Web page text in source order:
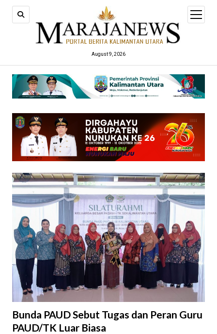
August 9, 2026
open
menu
Bunda PAUD Sebut Tugas dan Peran Guru
PAUD/TK Luar Biasa